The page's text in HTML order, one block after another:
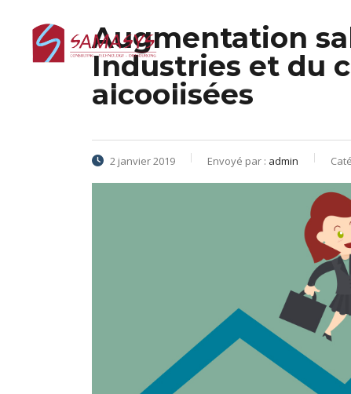
Augmentation
Industries et du
alcoolisées
2 janvier 2019 Envoyé par : admin